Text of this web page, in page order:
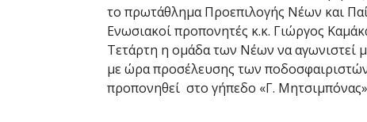
το πρωτάθλημα Προεπιλογής Νέων και
Ενωσιακοί προπονητές κ.κ. Γιώργος
Τετάρτη η ομάδα των Νέων να αγωνιστεί
με ώρα προσέλευσης των
προπονηθεί στο γήπεδο «Γ.